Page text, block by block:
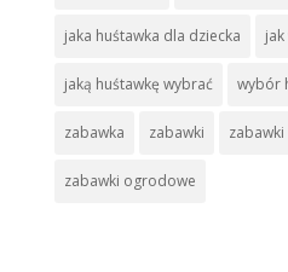
jaka huśtawka dla dziecka
jaką huśtawkę wybrać wybór
zabawka zabawki
zabawki ogrodowe